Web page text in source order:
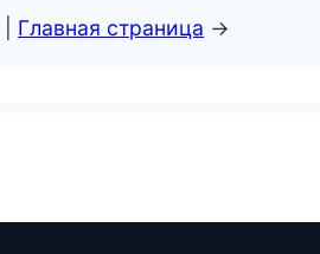
Главная страница →